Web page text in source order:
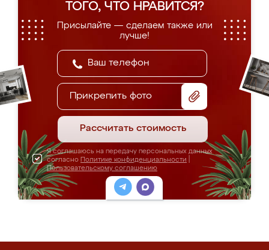
ТОГО, ЧТО НРАВИТСЯ?
Присылайте — сделаем также или
лучше!
Прикрепить фото
Рассчитать стоимость
Я соглашаюсь на передачу персональных данных
согласно Политике конфиденциальности
Пользовательскому соглашению